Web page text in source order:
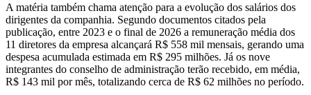
A matéria também chama atenção para a evolução dos salários dos
dirigentes da companhia. Segundo documentos citados pela
publicação, entre 2023 e o final de 2026 a remuneração média dos
11 diretores da empresa alcançará R$ 558 mil mensais, gerando uma
despesa acumulada estimada em R$ 295 milhões. Já os nove
integrantes do conselho de administração terão recebido, em média,
R$ 143 mil por mês, totalizando cerca de R$ 62 milhões no período.